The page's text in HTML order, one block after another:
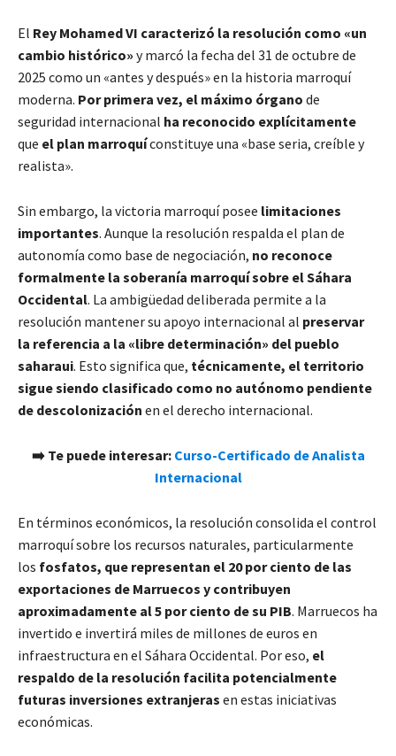
El Rey Mohamed VI caracterizó la resolución como «un
cambio histórico» y marcó la fecha del 31 de octubre de
2025 como un «antes y después» en la historia marroquí
moderna. Por primera vez, el máximo órgano de
seguridad internacional ha reconocido explícitamente
que el plan marroquíconstituye una «base seria, creíble y
realista».
Sin embargo, la victoria marroquí posee limitaciones
importantes. Aunque la resolución respalda el plan de
autonomía como base de negociación, no reconoce
formalmente la soberanía marroquí sobre el Sáhara
Occidental. La ambigüedad deliberada permite a la
resolución mantener su apoyo internacional al preservar
la referencia a la «libre determinación» del pueblo
saharaui. Esto significa que, técnicamente, el territorio
sigue siendo clasificado como no autónomo pendiente
de descolonización en el derecho internacional.
​➡️ Te puede interesar: Curso-Certificado de Analista
Internacional
En términos económicos, la resolución consolida el control
marroquí sobre los recursos naturales, particularmente
los fosfatos, que representan el 20 por ciento de las
exportaciones de Marruecos y contribuyen
aproximadamente al 5 por ciento de su PIB. Marruecos ha
invertido e invertirá miles de millones de euros en
infraestructura en el Sáhara Occidental. Por eso, el
respaldo de la resolución facilita potencialmente
futuras inversiones extranjeras en estas iniciativas
económicas.